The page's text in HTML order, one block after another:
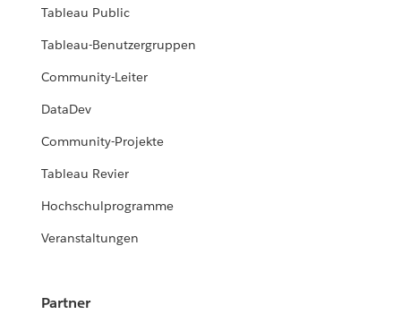
Tableau Public
Tableau-Benutzergruppen
Community-Leiter
DataDev
Community-Projekte
Tableau Revier
Hochschulprogramme
Veranstaltungen
Partner